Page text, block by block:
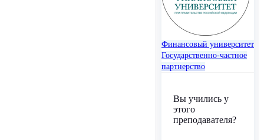
Финансовый университет
Государственно-частное
партнерство
Вы учились у
этого
преподавателя?